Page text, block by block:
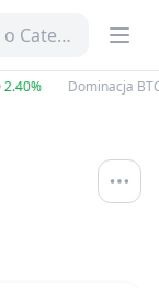
Categoría
Dominacja BTC: